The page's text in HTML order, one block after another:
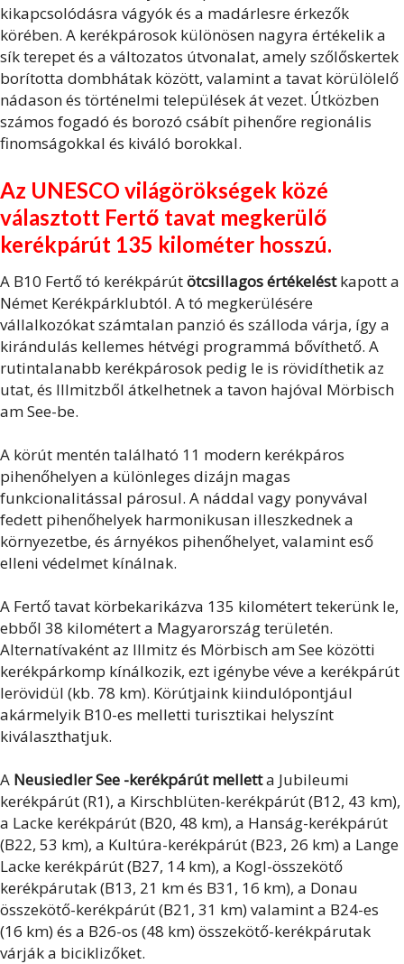
kikapcsolódásra vágyók és a madárlesre érkezők
körében. A kerékpárosok különösen nagyra értékelik a
sík terepet és a változatos útvonalat, amely szőlőskertek
borította dombhátak között, valamint a tavat körülölelő
nádason és történelmi települések át vezet. Útközben
számos fogadó és borozó csábít pihenőre regionális
finomságokkal és kiváló borokkal.
Az UNESCO világörökségek közé
választott Fertő tavat megkerülő
kerékpárút 135 kilométer hosszú.
A B10 Fertő tó kerékpárútötcsillagos értékeléstkapott a
Német Kerékpárklubtól. A tó megkerülésére
vállalkozókat számtalan panzió és szálloda várja, így a
kirándulás kellemes hétvégi programmá bővíthető. A
rutintalanabb kerékpárosok pedig le is rövidíthetik az
utat, és Illmitzből átkelhetnek a tavon hajóval Mörbisch
am See-be.
A körút mentén található 11 modern kerékpáros
pihenőhelyen a különleges dizájn magas
funkcionalitással párosul. A náddal vagy ponyvával
fedett pihenőhelyek harmonikusan illeszkednek a
környezetbe, és árnyékos pihenőhelyet, valamint eső
elleni védelmet kínálnak.
A Fertő tavat körbekarikázva 135 kilométert tekerünk le,
ebből 38 kilométert a Magyarország területén.
Alternatívaként az Illmitz és Mörbisch am See közötti
kerékpárkomp kínálkozik, ezt igénybe véve a kerékpárút
lerövidül (kb. 78 km). Körútjaink kiindulópontjául
akármelyik B10-es melletti turisztikai helyszínt
kiválaszthatjuk.
A Neusiedler See -kerékpárút melletta Jubileumi
kerékpárút (R1), a Kirschblüten-kerékpárút (B12, 43 km),
a Lacke kerékpárút (B20, 48 km), a Hanság-kerékpárút
(B22, 53 km), a Kultúra-kerékpárút (B23, 26 km) a Lange
Lacke kerékpárút (B27, 14 km), a Kogl-összekötő
kerékpárutak (B13, 21 km és B31, 16 km), a Donau
összekötő-kerékpárút (B21, 31 km) valamint a B24-es
(16 km) és a B26-os (48 km) összekötő-kerékpárutak
várják a biciklizőket.